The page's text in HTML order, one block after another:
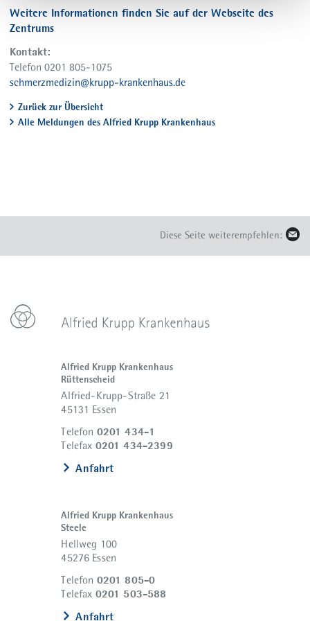
Weitere Informationen finden Sie auf der Webseite des
Zentrums
Kontakt:
Telefon 0201 805-1075
schmerzmedizin@krupp-krankenhaus.de
Zurück zur Übersicht
Alle Meldungen des Alfried Krupp Krankenhaus
Diese Seite weiterempfehlen:
Alfried Krupp Krankenhaus
Rüttenscheid
Alfried-Krupp-Straße 21
45131 Essen
Telefon 0201 434-1
Telefax 0201 434-2399
Anfahrt
Alfried Krupp Krankenhaus
Steele
Hellweg 100
45276 Essen
Telefon 0201 805-0
Telefax 0201 503-588
Anfahrt